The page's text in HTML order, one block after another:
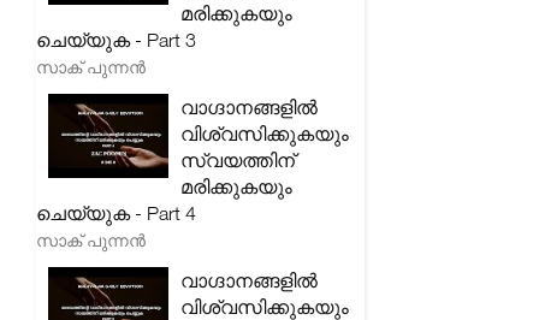
മരിക്കുകയും
ചെയ്യുക - Part 3
സാക് പുന്നൻ
വാഗ്ദാനങ്ങളിൽ
വിശ്വസിക്കുകയും
സ്വയത്തിന്
മരിക്കുകയും
ചെയ്യുക - Part 4
സാക് പുന്നൻ
വാഗ്ദാനങ്ങളിൽ
വിശ്വസിക്കുകയും